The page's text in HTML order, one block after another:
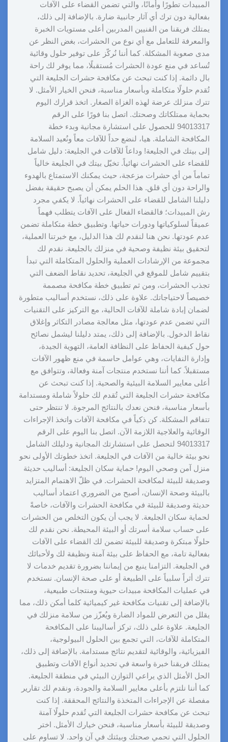
المبيدات تطورًا وأمانًا، والتي تضمن القضاء على الآفات
بفعالية دون ترك أي آثار جانبية ضارة. بالإضافة إلى ذلك،
يمتلك فريقنا من الفنيين المدربين أعلى مستويات الخبرة
والمعرفة للتعامل مع أي نوع من الحشرات، بغض النظر عن
مدى صعوبة المشكلة. كما أننا نُركّز على توفير حلول وقائية
تُساعد في منع عودة الحشرات مُستقبلًا، مما يوفر لك راحة
بال دائمة. إذا كنت تبحث عن مكافحة حشرات الجليعة التي
تُقدم حلولًا متكاملة وبأسعار مناسبة، فنحن الخيار الأمثل. لا
تترك منزلك عرضة لهذه الغزاة الصغار. اتخذ قرارك اليوم
بحماية ممتلكاتك وصحتك. اتصل بنا فورًا على الرقم
94013317 للحصول على استشارة مجانية وبدء خطة
المكافحة الشاملة. هيا، لنضع حداً للآفات معاً ونُعيد السلامة
إلى بيتك في الجليعة! وداعاً للآفات في الجليعة: دليل شامل
للقضاء على الحشرات نهائياً. تخيّل بيتك في الجليعة خالياً
تماماً من أي حشرات مزعجة، حيث يمكنك الاستمتاع بالهدوء
والراحة دون أي قلق. هذا الحلم يمكن أن يصبح حقيقة بفضل
دليلنا الشامل للقضاء على الحشرات نهائياً. لا يكفي مجرد
رش المبيدات؛ فالقضاء الفعال على الآفات يتطلب فهماً
عميقاً لسلوكياتها ودورات حياتها. وتطبيق خطة متكاملة تضمن
عدم عودتها. نحن هنا لنقدم لك هذا الدليل، مع خبرتنا العملية،
لتحقيق بيئة نظيفة وصحية في منزلك بالجليعة. نقدم لك
مجموعة من الإرشادات العملية والحلول المتكاملة التي تبدأ
بتقييم شامل للموقع في الجليعة، تحديد نقاط الضعف التي
تجذب الحشرات، ومن ثم تطبيق خطة مكافحة مصممة
خصيصاً لاحتياجاتك. علاوة على ذلك، نستخدم أساليب متطورة
لضمان إبادة شاملة للآفات الحالية، مع التركيز على التقنيات
التي تضمن عدم عودتها، مثل معالجة مصادر التكاثر وإغلاق
نقاط الدخول. بالإضافة إلى ذلك، يمتد دليلنا ليشمل نصائح
حول كيفية الحفاظ على النظافة العامة، التهوية الجيدة،
وإدارة النفايات، وهي عوامل حاسمة في منع ظهور الآفات
مستقبلاً. كما أننا نستخدم منتجات آمنة وفعالة، وتتوافق مع
أعلى معايير السلامة البيئية والصحية. إذا كنت تبحث عن
مكافحة حشرات الجليعة التي تُقدم لك حلولاً شاملة ومستدامة
بأسعار مناسبة، فنحن نعدك بالنتائج المرجوة. لا تنتظر حتى
تتفاقم المشكلة. كن ذكياً في مكافحة الآفات واتخذ الإجراءات
الوقائية والعلاجية اللازمة الآن. اتصل بنا اليوم على الرقم
94013317 لتحصل على استشارتك المجانية ودليلك الشامل
نحو بيئة خالية من الآفات في الجليعة. اتخذ خطوتك الأولى نحو
منزل آمن وصحي اليوم! حماية سكان الجليعة: أساليب حديثة
وصديقة للبيئة لمكافحة الحشرات. في ظلّ الاهتمام المتزايد
بالبيئة وصحة الإنسان، أصبح من الضروري اعتماد أساليب
حديثة وصديقة للبيئة في مكافحة الحشرات والآفات، خاصةً
لحماية سكان الجليعة. لا يجب أن يكون التخلص من الحشرات
على حساب سلامة أسرتك أو البيئة المحيطة. نحن نقدم لك
حلولًا مبتكرة وصديقة للبيئة تضمن لك القضاء على الآفات
بفعالية تامة، مع الحفاظ على بيئة آمنة ونظيفة لك ولأحبائك
في الجليعة. التزامنا ينبع من إيماننا بضرورة تقديم خدمات لا
تترك أثراً سلبياً على الطبيعة أو على صحة الإنسان. نستخدم
في عمليات المكافحة مبيدات حيوية ومنتجات طبيعية،
بالإضافة إلى تقنيات مكافحة غير كيميائية كلما أمكن ذلك، مما
يقلل من التعرض للمواد الضارة ويُعزّز من سلامة منزلك في
الجليعة. علاوة على ذلك، تركز أساليبنا على المكافحة
المتكاملة للآفات، التي تجمع بين الحلول البيولوجية،
الفيزيائية، والوقائية لتقديم نتائج مستدامة. بالإضافة إلى ذلك،
يمتلك فريقنا خبرة واسعة في تحديد أنواع الآفات وتطبيق
الحل الأمثل الذي يراعي التوازن البيئي في منطقة الجليعة.
كما أننا نلتزم بأعلى معايير السلامة والجودة، ونقدم لك تقارير
مفصلة عن الإجراءات المتخذة والنتائج المحققة. إذا كنت
تبحث عن مكافحة حشرات الجليعة التي تُقدم حلولًا آمنة
وصديقة للبيئة بأسعار مناسبة، فنحن خيارك الأمثل. اختر
الحلول التي تحمي صحتك وبيئتك في آن واحد. لا تساوم على